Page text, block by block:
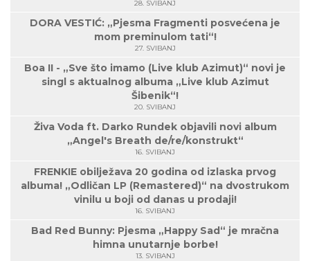
28. SVIBANJ
DORA VESTIĆ: „Pjesma Fragmenti posvećena je
mom preminulom tati“!
27. SVIBANJ
Boa II - „Sve što imamo (Live klub Azimut)“ novi je
singl s aktualnog albuma „Live klub Azimut
Šibenik“!
20. SVIBANJ
Živa Voda ft. Darko Rundek objavili novi album
„Angel's Breath de/re/konstrukt“
16. SVIBANJ
FRENKIE obilježava 20 godina od izlaska prvog
albuma! „Odličan LP (Remastered)“ na dvostrukom
vinilu u boji od danas u prodaji!
16. SVIBANJ
Bad Red Bunny: Pjesma „Happy Sad“ je mračna
himna unutarnje borbe!
13. SVIBANJ